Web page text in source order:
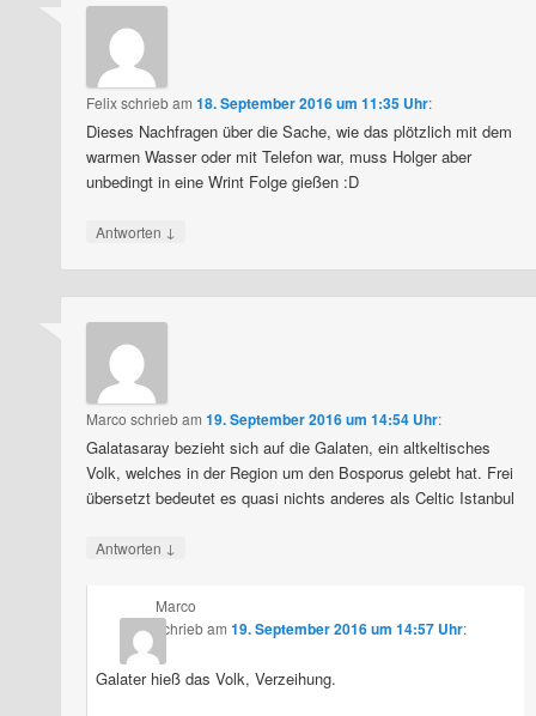
Felixschriebam18. September 2016 um 11:35 Uhr:
Dieses Nachfragen über die Sache, wie das plötzlich mit dem
warmen Wasser oder mit Telefon war, muss Holger aber
unbedingt in eine Wrint Folge gießen :D
Antworten ↓
Marco schriebam19. September 2016 um 14:54 Uhr:
Galatasaray bezieht sich auf die Galaten, ein altkeltisches
Volk, welches in der Region um den Bosporus gelebt hat. Frei
übersetzt bedeutet es quasi nichts anderes als Celtic Istanbul
Antworten ↓
Marco
schriebam 19. September 2016 um 14:57 Uhr:
Galater hieß das Volk, Verzeihung.